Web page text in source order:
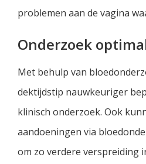
problemen aan de vagina
Onderzoek
Met behulp van
dektijdstip nauwkeuriger
klinisch onderzoek. Ook
aandoeningen via
om zo verdere verspreiding